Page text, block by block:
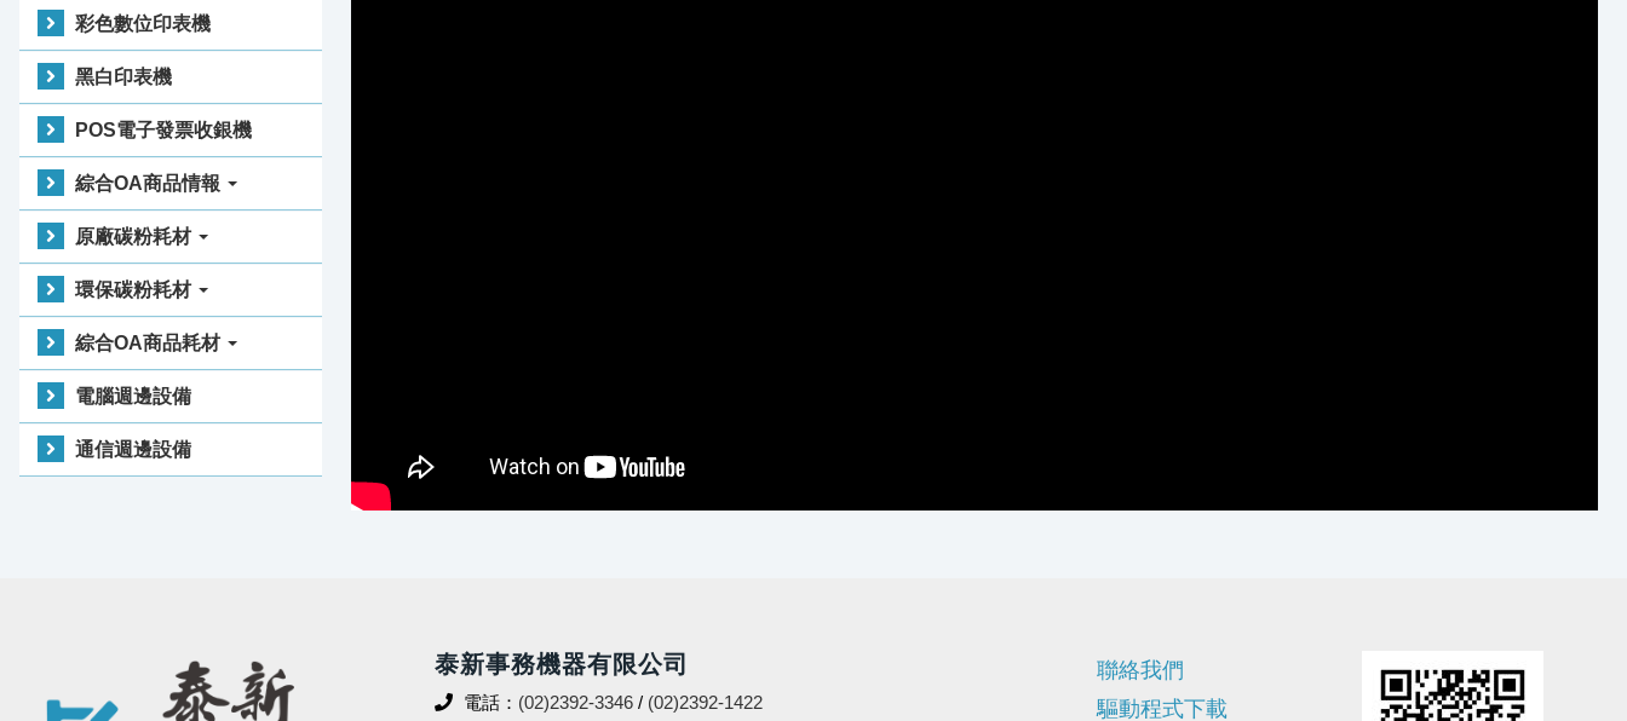
彩色數位印表機
黑白印表機
POS電子發票收銀機
綜合OA商品情報
原廠碳粉耗材
環保碳粉耗材
綜合OA商品耗材
電腦週邊設備
通信週邊設備
泰新事務機器有限公司
電話： (02)2392-3346/ (02)2392-1422
聯絡我們
驅動程式下載